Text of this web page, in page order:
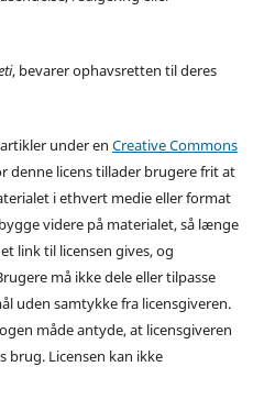
, bevarer ophavsretten til deres
under en Creative Commons
denne licens tillader brugere frit at
i ethvert medie eller format
videre på materialet, så længe
link til licensen gives, og
må ikke dele eller tilpasse
uden samtykke fra licensgiveren.
måde antyde, at licensgiveren
brug. Licensen kan ikke